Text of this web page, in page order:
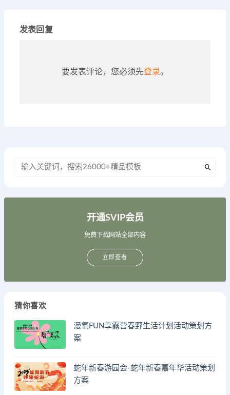
发表回复
要发表评论，您必须先登录。
开通SVIP会员
免费下载网站全部内容
立即查看
猜你喜欢
漫氧FUN享露营春野生活计划活动策划方
案
蛇年新春游园会-蛇年新春嘉年华活动策划
方案